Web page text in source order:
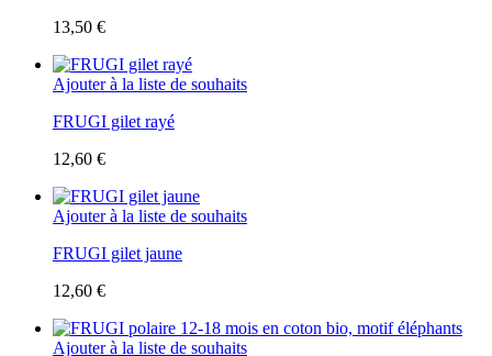
13,50 €
Ajouter à la liste de souhaits
FRUGI gilet rayé
12,60 €
Ajouter à la liste de souhaits
FRUGI gilet jaune
12,60 €
Ajouter à la liste de souhaits